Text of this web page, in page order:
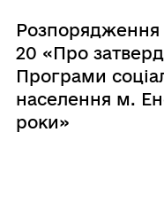
Розпорядження
20 «Про
Програми
населення м.
роки»